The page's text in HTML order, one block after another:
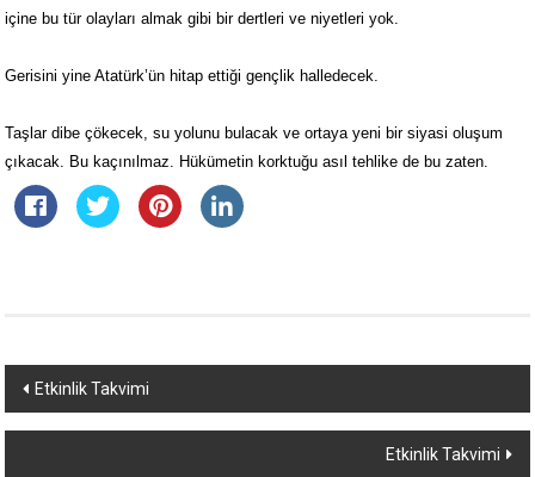
içine bu tür olayları almak gibi bir dertleri ve niyetleri yok.
Gerisini yine Atatürk’ün hitap ettiği gençlik halledecek.
Taşlar dibe çökecek, su yolunu bulacak ve ortaya yeni bir siyasi oluşum
çıkacak. Bu kaçınılmaz. Hükümetin korktuğu asıl tehlike de bu zaten.
Yazı
dolaşımı
Etkinlik Takvimi
Etkinlik Takvimi